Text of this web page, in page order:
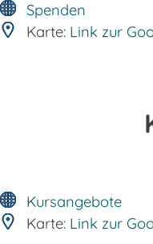
Spenden
Karte: Link zur
Kursangebote
Karte: Link zur